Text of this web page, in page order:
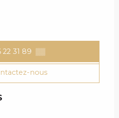
22 31 89 ▒▒
nous